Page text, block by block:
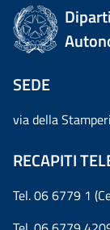
SEDE
via della
RECAPITI
Tel. 06 6779 1